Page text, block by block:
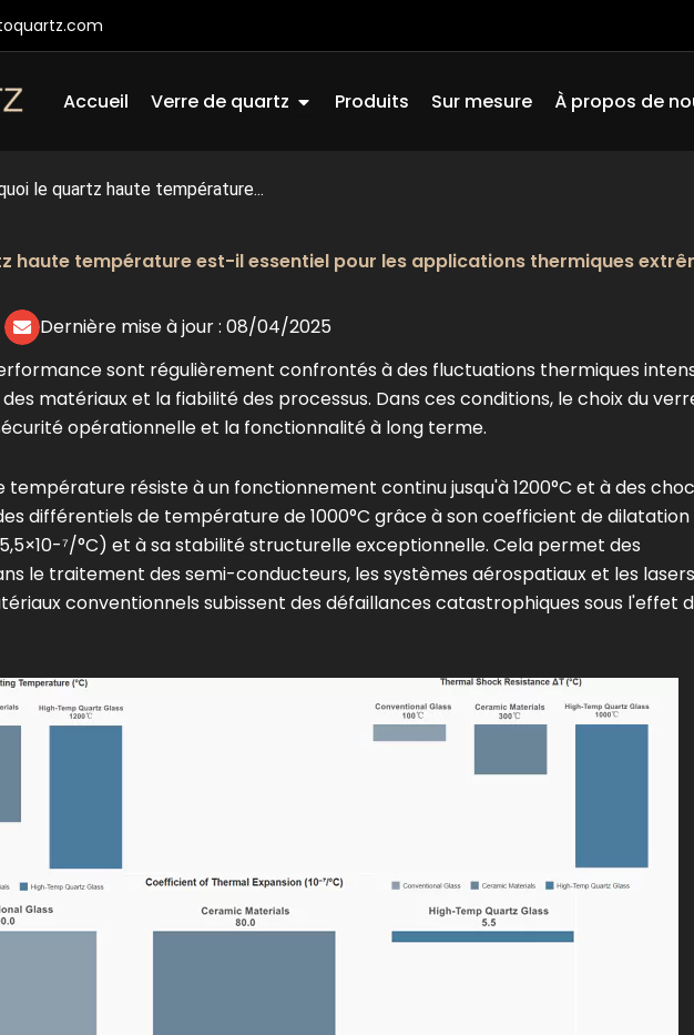
Accueil Verre de quartz Ouvrir Quartz Glass
Produits Sur mesure À propos de
le quartz haute température...
haute température est-il essentiel pour les applications thermiques
Dernière mise à jour : 08/04/2025
sont régulièrement confrontés à des fluctuations thermiques
matériaux et la fiabilité des processus. Dans ces conditions, le choix du
opérationnelle et la fonctionnalité à long terme.
température résiste à un fonctionnement continu jusqu'à 1200°C et à des
différentiels de température de 1000°C grâce à son coefficient de dilatation
⁷/°C) et à sa stabilité structurelle exceptionnelle. Cela permet des
le traitement des semi-conducteurs, les systèmes aérospatiaux et les
conventionnels subissent des défaillances catastrophiques sous l'effet